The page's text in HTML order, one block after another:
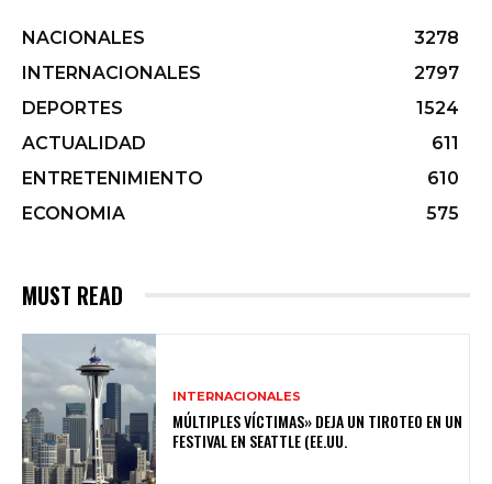
NACIONALES
3278
INTERNACIONALES
2797
DEPORTES
1524
ACTUALIDAD
611
ENTRETENIMIENTO
610
ECONOMIA
575
MUST READ
INTERNACIONALES
MÚLTIPLES VÍCTIMAS» DEJA UN TIROTEO EN UN
FESTIVAL EN SEATTLE (EE.UU.